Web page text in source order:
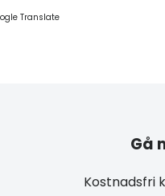
Translate
Gå
Kostnadsfri